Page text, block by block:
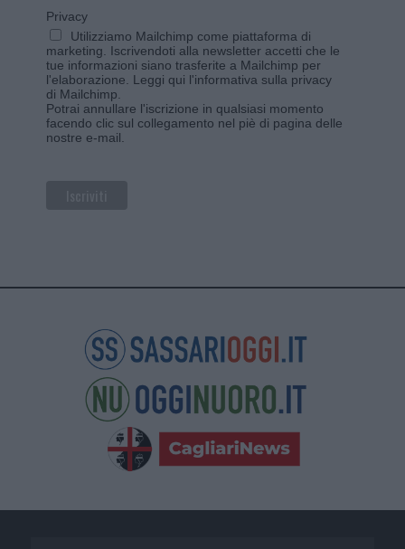
Privacy
Utilizziamo Mailchimp come piattaforma di
marketing. Iscrivendoti alla newsletter accetti che le
tue informazioni siano trasferite a Mailchimp per
l'elaborazione. Leggi qui l'informativa sulla privacy
di Mailchimp
Potrai annullare l'iscrizione in qualsiasi momento
facendo clic sul collegamento nel piè di pagina delle
nostre e-mail.